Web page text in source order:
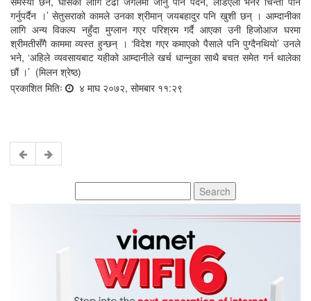
गर्नुपर्दैन ।’ सेतुसराको कामले उनका श्रीमान् जयबहादुर पनि खुशी छन् । आम्दानीका
लागि अन्य विकल्प नहुँदा मुग्लान गएर परिश्रम गर्दै आएका उनी हिजोआज घरमा
श्रीमतीसँगै काममा व्यस्त हुन्छन् । ‘विदेश गएर कमाएको पैसाले पनि पुग्दैनथियो’ उनले
भने, ‘अहिले व्यवसायबाट यहीको आम्दानीले खर्च धान्नुका साथै बचत समेत गर्न थालेका
छौं ।’ (मिलन श्रेष्ठ)
प्रकाशित मितिः
४ माघ २०७२, सोमबार ११:२९
for: